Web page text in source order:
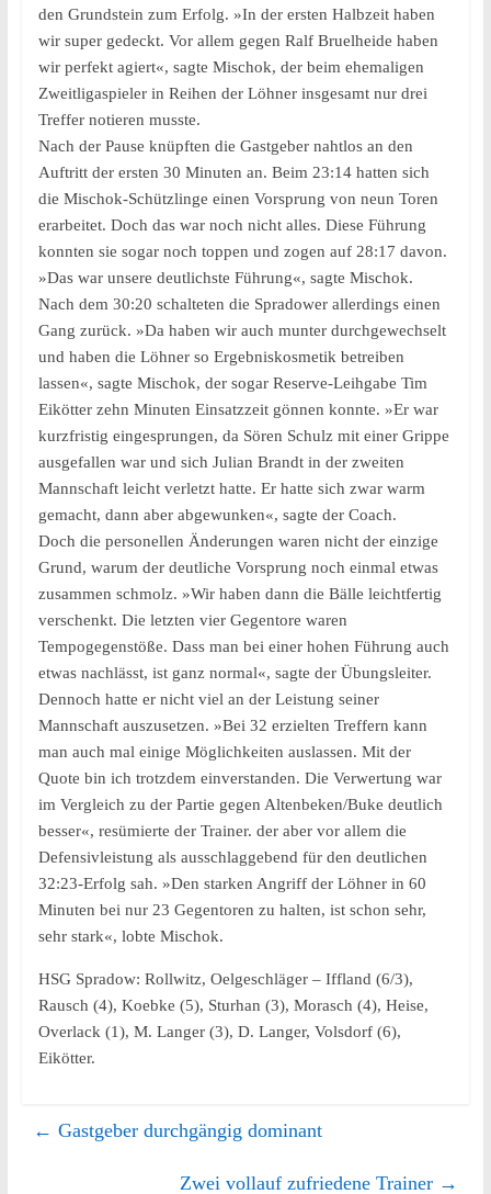
den Grundstein zum Erfolg. »In der ersten Halbzeit haben
wir super gedeckt. Vor allem gegen Ralf Bruelheide haben
wir perfekt agiert«, sagte Mischok, der beim ehemaligen
Zweitligaspieler in Reihen der Löhner insgesamt nur drei
Treffer notieren musste.
Nach der Pause knüpften die Gastgeber nahtlos an den
Auftritt der ersten 30 Minuten an. Beim 23:14 hatten sich
die Mischok-Schützlinge einen Vorsprung von neun Toren
erarbeitet. Doch das war noch nicht alles. Diese Führung
konnten sie sogar noch toppen und zogen auf 28:17 davon.
»Das war unsere deutlichste Führung«, sagte Mischok.
Nach dem 30:20 schalteten die Spradower allerdings einen
Gang zurück. »Da haben wir auch munter durchgewechselt
und haben die Löhner so Ergebniskosmetik betreiben
lassen«, sagte Mischok, der sogar Reserve-Leihgabe Tim
Eikötter zehn Minuten Einsatzzeit gönnen konnte. »Er war
kurzfristig eingesprungen, da Sören Schulz mit einer Grippe
ausgefallen war und sich Julian Brandt in der zweiten
Mannschaft leicht verletzt hatte. Er hatte sich zwar warm
gemacht, dann aber abgewunken«, sagte der Coach.
Doch die personellen Änderungen waren nicht der einzige
Grund, warum der deutliche Vorsprung noch einmal etwas
zusammen schmolz. »Wir haben dann die Bälle leichtfertig
verschenkt. Die letzten vier Gegentore waren
Tempogegenstöße. Dass man bei einer hohen Führung auch
etwas nachlässt, ist ganz normal«, sagte der Übungsleiter.
Dennoch hatte er nicht viel an der Leistung seiner
Mannschaft auszusetzen. »Bei 32 erzielten Treffern kann
man auch mal einige Möglichkeiten auslassen. Mit der
Quote bin ich trotzdem einverstanden. Die Verwertung war
im Vergleich zu der Partie gegen Altenbeken/Buke deutlich
besser«, resümierte der Trainer. der aber vor allem die
Defensivleistung als ausschlaggebend für den deutlichen
32:23-Erfolg sah. »Den starken Angriff der Löhner in 60
Minuten bei nur 23 Gegentoren zu halten, ist schon sehr,
sehr stark«, lobte Mischok.
HSG Spradow: Rollwitz, Oelgeschläger – Iffland (6/3),
Rausch (4), Koebke (5), Sturhan (3), Morasch (4), Heise,
Overlack (1), M. Langer (3), D. Langer, Volsdorf (6),
Eikötter.
← Gastgeber durchgängig dominant
Zwei vollauf zufriedene Trainer →